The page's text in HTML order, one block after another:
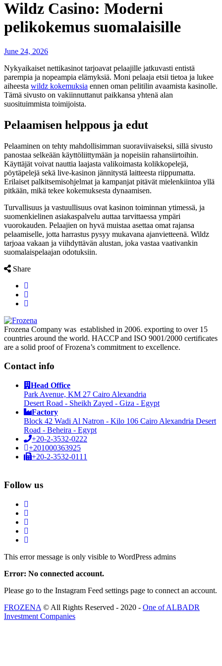
Wildz Casino: Moderni
pelikokemus suomalaisille
June 24, 2026
Nykyaikaiset nettikasinot tarjoavat pelaajille jatkuvasti entistä
parempia ja nopeampia elämyksiä. Moni pelaaja etsii tietoa ja lukee
aiheesta wildz kokemuksia ennen oman pelitilin avaamista kasinolle.
Tämä sivusto on vakiinnuttanut paikkansa yhtenä alan
suosituimmista toimijoista.
Pelaamisen helppous ja edut
Pelaaminen on tehty mahdollisimman suoraviivaiseksi, sillä sivusto
panostaa selkeään käyttöliittymään ja nopeisiin rahansiirtoihin.
Käyttäjät voivat nauttia laajasta valikoimasta kolikkopelejä,
pöytäpelejä sekä live-kasinon jännitystä laitteesta riippumatta.
Erilaiset palkitsemisohjelmat ja kampanjat pitävät mielenkiintoa yllä
pitkään, mikä tekee kokemuksesta dynaamisen.
Turvallisuus ja vastuullisuus ovat kasinon toiminnan ytimessä, ja
suomenkielinen asiakaspalvelu auttaa tarvittaessa ympäri
vuorokauden. Pelaajien on hyvä muistaa asettaa omat rajansa
pelaamiselle, jotta harrastus pysyy mukavana ajanvietteenä. Wildz
tarjoaa vakaan ja viihdyttävän alustan, joka vastaa vaativankin
suomalaispelaajan odotuksiin.
Share
Frozena Company was established in 2006. exporting to over 15
countries around the world. HACCP and ISO 9001/2000 certificates
are a solid proof of Frozena’s commitment to excellence.
Contact info
Head Office
Park Avenue, KM 27 Cairo Alexandria
Desert Road - Sheikh Zayed - Giza - Egypt
Factory
Block 42 Wadi Al Natron - Kilo 106 Cairo Alexandria Desert
Road - Beheira - Egypt
+20-2-3532-0222
+201000363925
+20-2-3532-0111
Follow us
This error message is only visible to WordPress admins
Error: No connected account.
Please go to the Instagram Feed settings page to connect an account.
FROZENA © All Rights Reserved - 2020 - One of ALBADR
Investment Companies